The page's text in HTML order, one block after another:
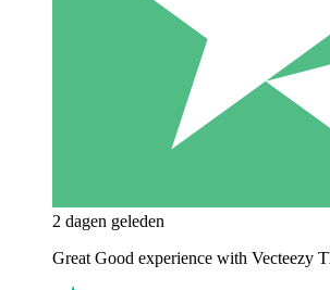
2 dagen geleden
Great Good experience with Vecteezy